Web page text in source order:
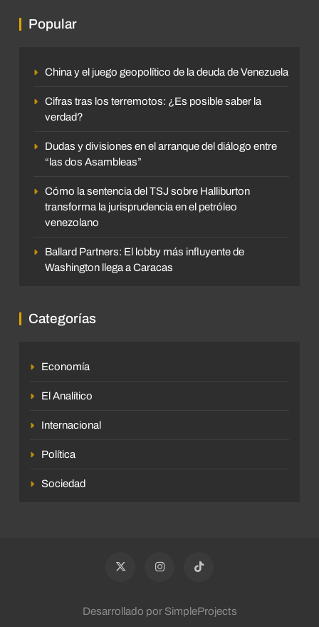
Popular
China y el juego geopolítico de la deuda de Venezuela
Cifras tras los terremotos: ¿Es posible saber la
verdad?
Dudas y divisiones en el arranque del diálogo entre
“las dos Asambleas”
Cómo la sentencia del TSJ sobre Halliburton
transforma la jurisprudencia en el petróleo
venezolano
Ballard Partners: El lobby más influyente de
Washington llega a Caracas
Categorías
Economía
El Analítico
Internacional
Política
Sociedad
Desarrollado por SimpleProjects